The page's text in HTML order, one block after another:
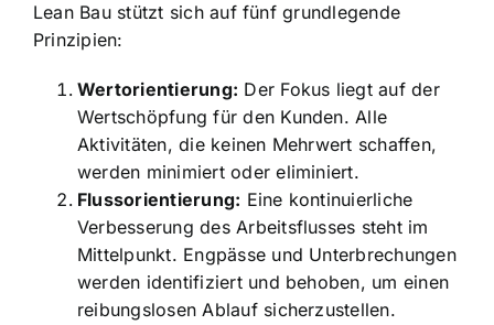
Lean Bau stützt sich auf fünf grundlegende
Prinzipien:
Wertorientierung: Der Fokus liegt auf der
Wertschöpfung für den Kunden. Alle
Aktivitäten, die keinen Mehrwert schaffen,
werden minimiert oder eliminiert.
Flussorientierung: Eine kontinuierliche
Verbesserung des Arbeitsflusses steht im
Mittelpunkt. Engpässe und Unterbrechungen
werden identifiziert und behoben, um einen
reibungslosen Ablauf sicherzustellen.